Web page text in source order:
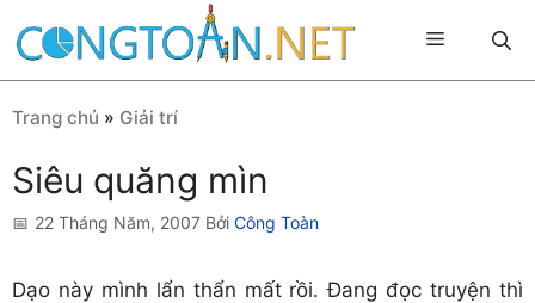
đến
Menu
Trang chủ » Giải trí
Siêu quăng mìn
22 Tháng Năm, 2007 Bởi Công Toàn
Dạo này mình lẩn thẩn mất rồi. Đang đọc truyện thì